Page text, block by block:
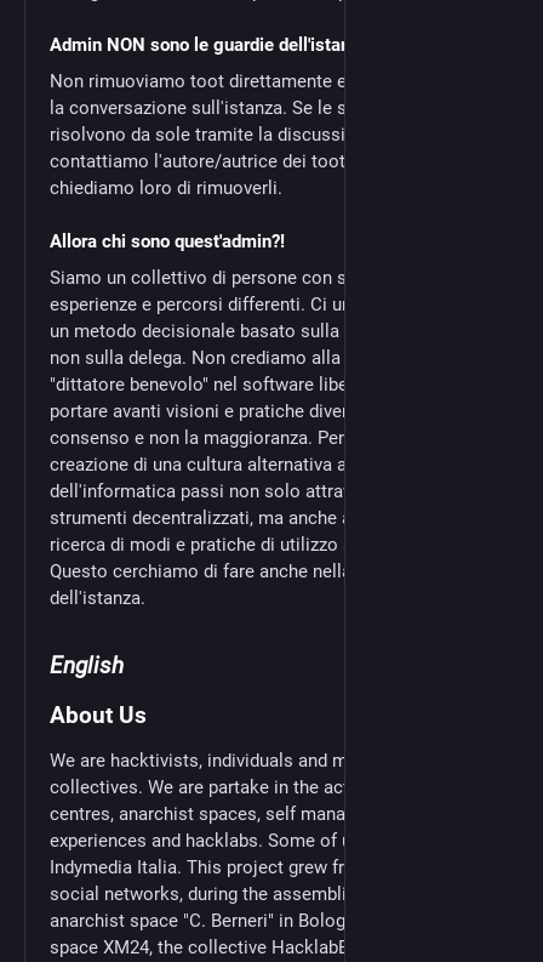
Admin NON sono le guardie dell'istanza
Non rimuoviamo toot direttamente e non censuriamo
la conversazione sull'istanza. Se le situazioni non si
risolvono da sole tramite la discussione sull'istanza
contattiamo l'autore/autrice dei toot segnalati e
chiediamo loro di rimuoverli.
Allora chi sono quest'admin?!
Siamo un collettivo di persone con sensibilità,
esperienze e percorsi differenti. Ci unisce la ricerca di
un metodo decisionale basato sulla partecipazione e
non sulla delega. Non crediamo alla favola del
"dittatore benevolo" nel software libero e cerchiamo di
portare avanti visioni e pratiche diverse. Cerchiamo il
consenso e non la maggioranza. Pensiamo che la
creazione di una cultura alternativa ai grandi monopoli
dell'informatica passi non solo attraverso l'uso di
strumenti decentralizzati, ma anche attraverso la
ricerca di modi e pratiche di utilizzo antiautoritarie.
Questo cerchiamo di fare anche nella moderazione
dell'istanza.
English
About Us
We are hacktivists, individuals and militants,
collectives. We are partake in the activities of social
centres, anarchist spaces, self managed social
experiences and hacklabs. Some of us were part of
Indymedia Italia. This project grew from debates on
social networks, during the assemblies of the
anarchist space "C. Berneri" in Bologna, the social
space XM24, the collective HacklabBo as well as in